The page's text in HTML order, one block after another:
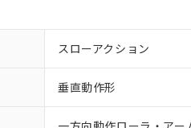
スローアクション
垂直動作形